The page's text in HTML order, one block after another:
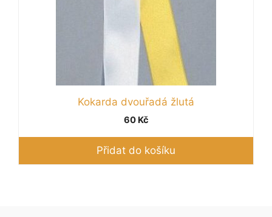
Kokarda dvouřadá žlutá
60 Kč
Přidat do košíku